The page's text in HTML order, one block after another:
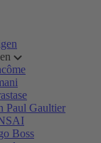
Paul Gaultier
Boss